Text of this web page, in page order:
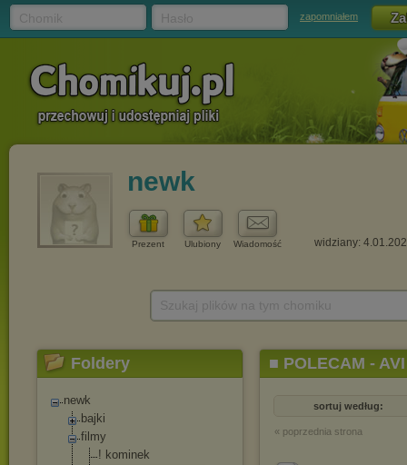
zapomniałem
newk
Prezent Ulubiony Wiadomość widziany:
Foldery
newk
bajki
filmy
! kominek
■ POLECAM - AVI
sortuj według:
« poprzednia strona